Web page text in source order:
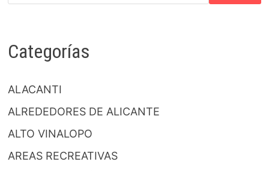
Categorías
ALACANTI
ALREDEDORES DE ALICANTE
ALTO VINALOPO
AREAS RECREATIVAS